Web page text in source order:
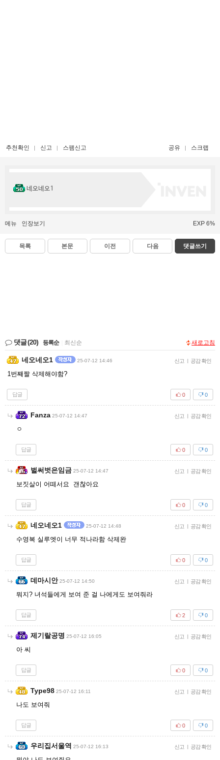
추천확인 신고 스팸신고 공유 스크랩
네오네오1
메뉴 인장보기 EXP 6%
목록 본문 이전 다음 댓글쓰기
댓글(20) 등록순 최신순 새로고침
네오네오1 25-07-12 14:46 신고 | 공감 확인
1번째짤 삭제해야함?
답글 0
0
Fanza 25-07-12 14:47 신고 | 공감 확인
ㅇ
답글 0
0
벌써벗은임금 25-07-12 14:47 신고 | 공감 확인
보짓살이 어떼서요 갠찮아요
답글 0
0
네오네오1 25-07-12 14:48 신고 | 공감 확인
수영복 실루엣이 너무 적나라함 삭제완
답글 0
0
데마시안 25-07-12 14:50 신고 | 공감 확인
뭐지? 녀석들에게 보여 준 걸 나에게도 보여줘라
답글 0
2
제기랄공명 25-07-12 16:05 신고 | 공감 확인
아 씨
답글 0
0
Type98 25-07-12 16:11 신고 | 공감 확인
나도 보여줘
답글 0
0
우리집서울역 25-07-12 16:13 신고 | 공감 확인